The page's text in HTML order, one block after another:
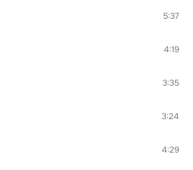
5:37
4:19
3:35
3:24
4:29